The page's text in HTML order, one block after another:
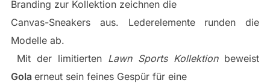
Branding zur Kollektion zeichnen die
Canvas-Sneakers aus. Lederelemente runden die
Modelle ab.
Mit der limitierten Lawn Sports Kollektionbeweist
Gola erneut sein feines Gespür für eine